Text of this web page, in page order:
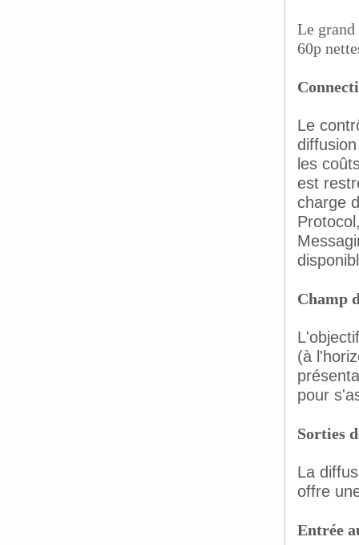
Le
60p
Le
les
est
charge
Champ
(à
pour
Sorties
La
offre
Entrée